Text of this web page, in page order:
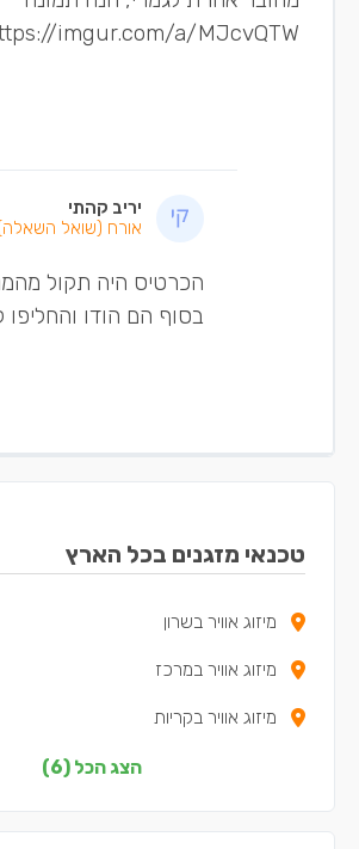
imgur.com/a/MJcvQTW
יריב קהתי
אורח (שואל
הכרטיס היה תקול
בסוף הם הודו והחליפו
טכנאי מזגנים בכל הארץ
מיזוג אוויר בשרון
מיזוג אוויר במרכז
מיזוג אוויר בקריות
מיזוג אוויר בירושלים
הצג הכל (6)